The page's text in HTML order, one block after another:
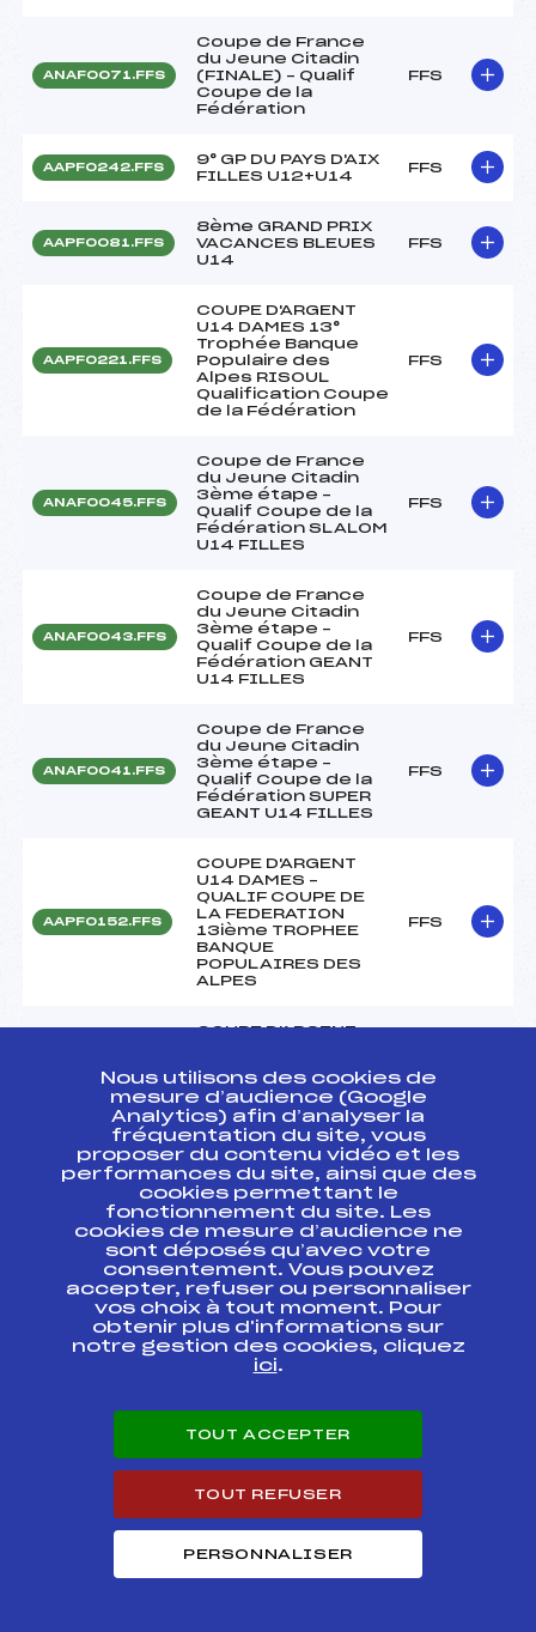
ANAF0071.FFS
Coupe de France
du Jeune Citadin
(FINALE) – Qualif
Coupe de la
Fédération
FFS
AAPF0242.FFS
9° GP DU PAYS D'AIX
FILLES U12+U14
FFS
AAPF0081.FFS
8ème GRAND PRIX
VACANCES BLEUES
U14
FFS
AAPF0221.FFS
COUPE D'ARGENT
U14 DAMES 13°
Trophée Banque
Populaire des
Alpes RISOUL
Qualification Coupe
de la Fédération
FFS
ANAF0045.FFS
Coupe de France
du Jeune Citadin
3ème étape –
Qualif Coupe de la
Fédération SLALOM
U14 FILLES
FFS
ANAF0043.FFS
Coupe de France
du Jeune Citadin
3ème étape –
Qualif Coupe de la
Fédération GEANT
U14 FILLES
FFS
ANAF0041.FFS
Coupe de France
du Jeune Citadin
3ème étape –
Qualif Coupe de la
Fédération SUPER
GEANT U14 FILLES
FFS
AAPF0152.FFS
COUPE D'ARGENT
U14 DAMES –
QUALIF COUPE DE
LA FEDERATION
13ième TROPHEE
BANQUE
POPULAIRES DES
ALPES
FFS
COUPE D'ARGENT
LA FEDERATION
13ième TROPHEE
BANQUE
POPULAIRES DES
ALPES
FFS
AAPF0101.FFS
COUPE D'ARGENT
U14 COMITE
REGIONAL ALPE
PROVENCE
ANAF0183.FFS
Coupe de France
du Jeune Citadin
1ère étape – Qualif
Coupe de la
Fédération
FFS
du Jeune Citadin
Circuits Alpin 2014
Nous utilisons des cookies de
mesure d’audience (Google
Analytics) afin d’analyser la
fréquentation du site, vous
proposer du contenu vidéo et les
performances du site, ainsi que des
cookies permettant le
fonctionnement du site. Les
cookies de mesure d’audience ne
sont déposés qu’avec votre
consentement. Vous pouvez
accepter, refuser ou personnaliser
vos choix à tout moment. Pour
obtenir plus d'informations sur
notre gestion des cookies, cliquez
ici.
TOUT ACCEPTER
TOUT REFUSER
PERSONNALISER